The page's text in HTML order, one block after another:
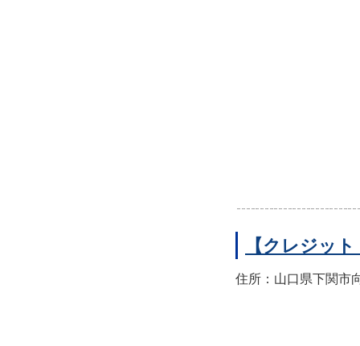
【クレジッ
住所：山口県下関市